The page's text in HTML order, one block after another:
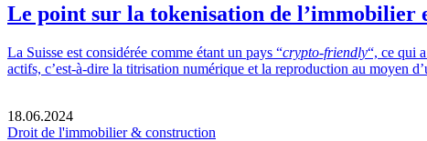
Le point sur la tokenisation de l’immobilier
La Suisse est considérée comme étant un pays “crypto-friendly“, ce qui
actifs, c’est-à-dire la titrisation numérique et la reproduction au moyen
18.06.2024
Droit de l'immobilier & construction